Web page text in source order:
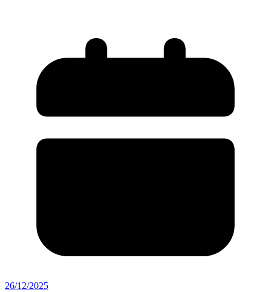
26/12/2025